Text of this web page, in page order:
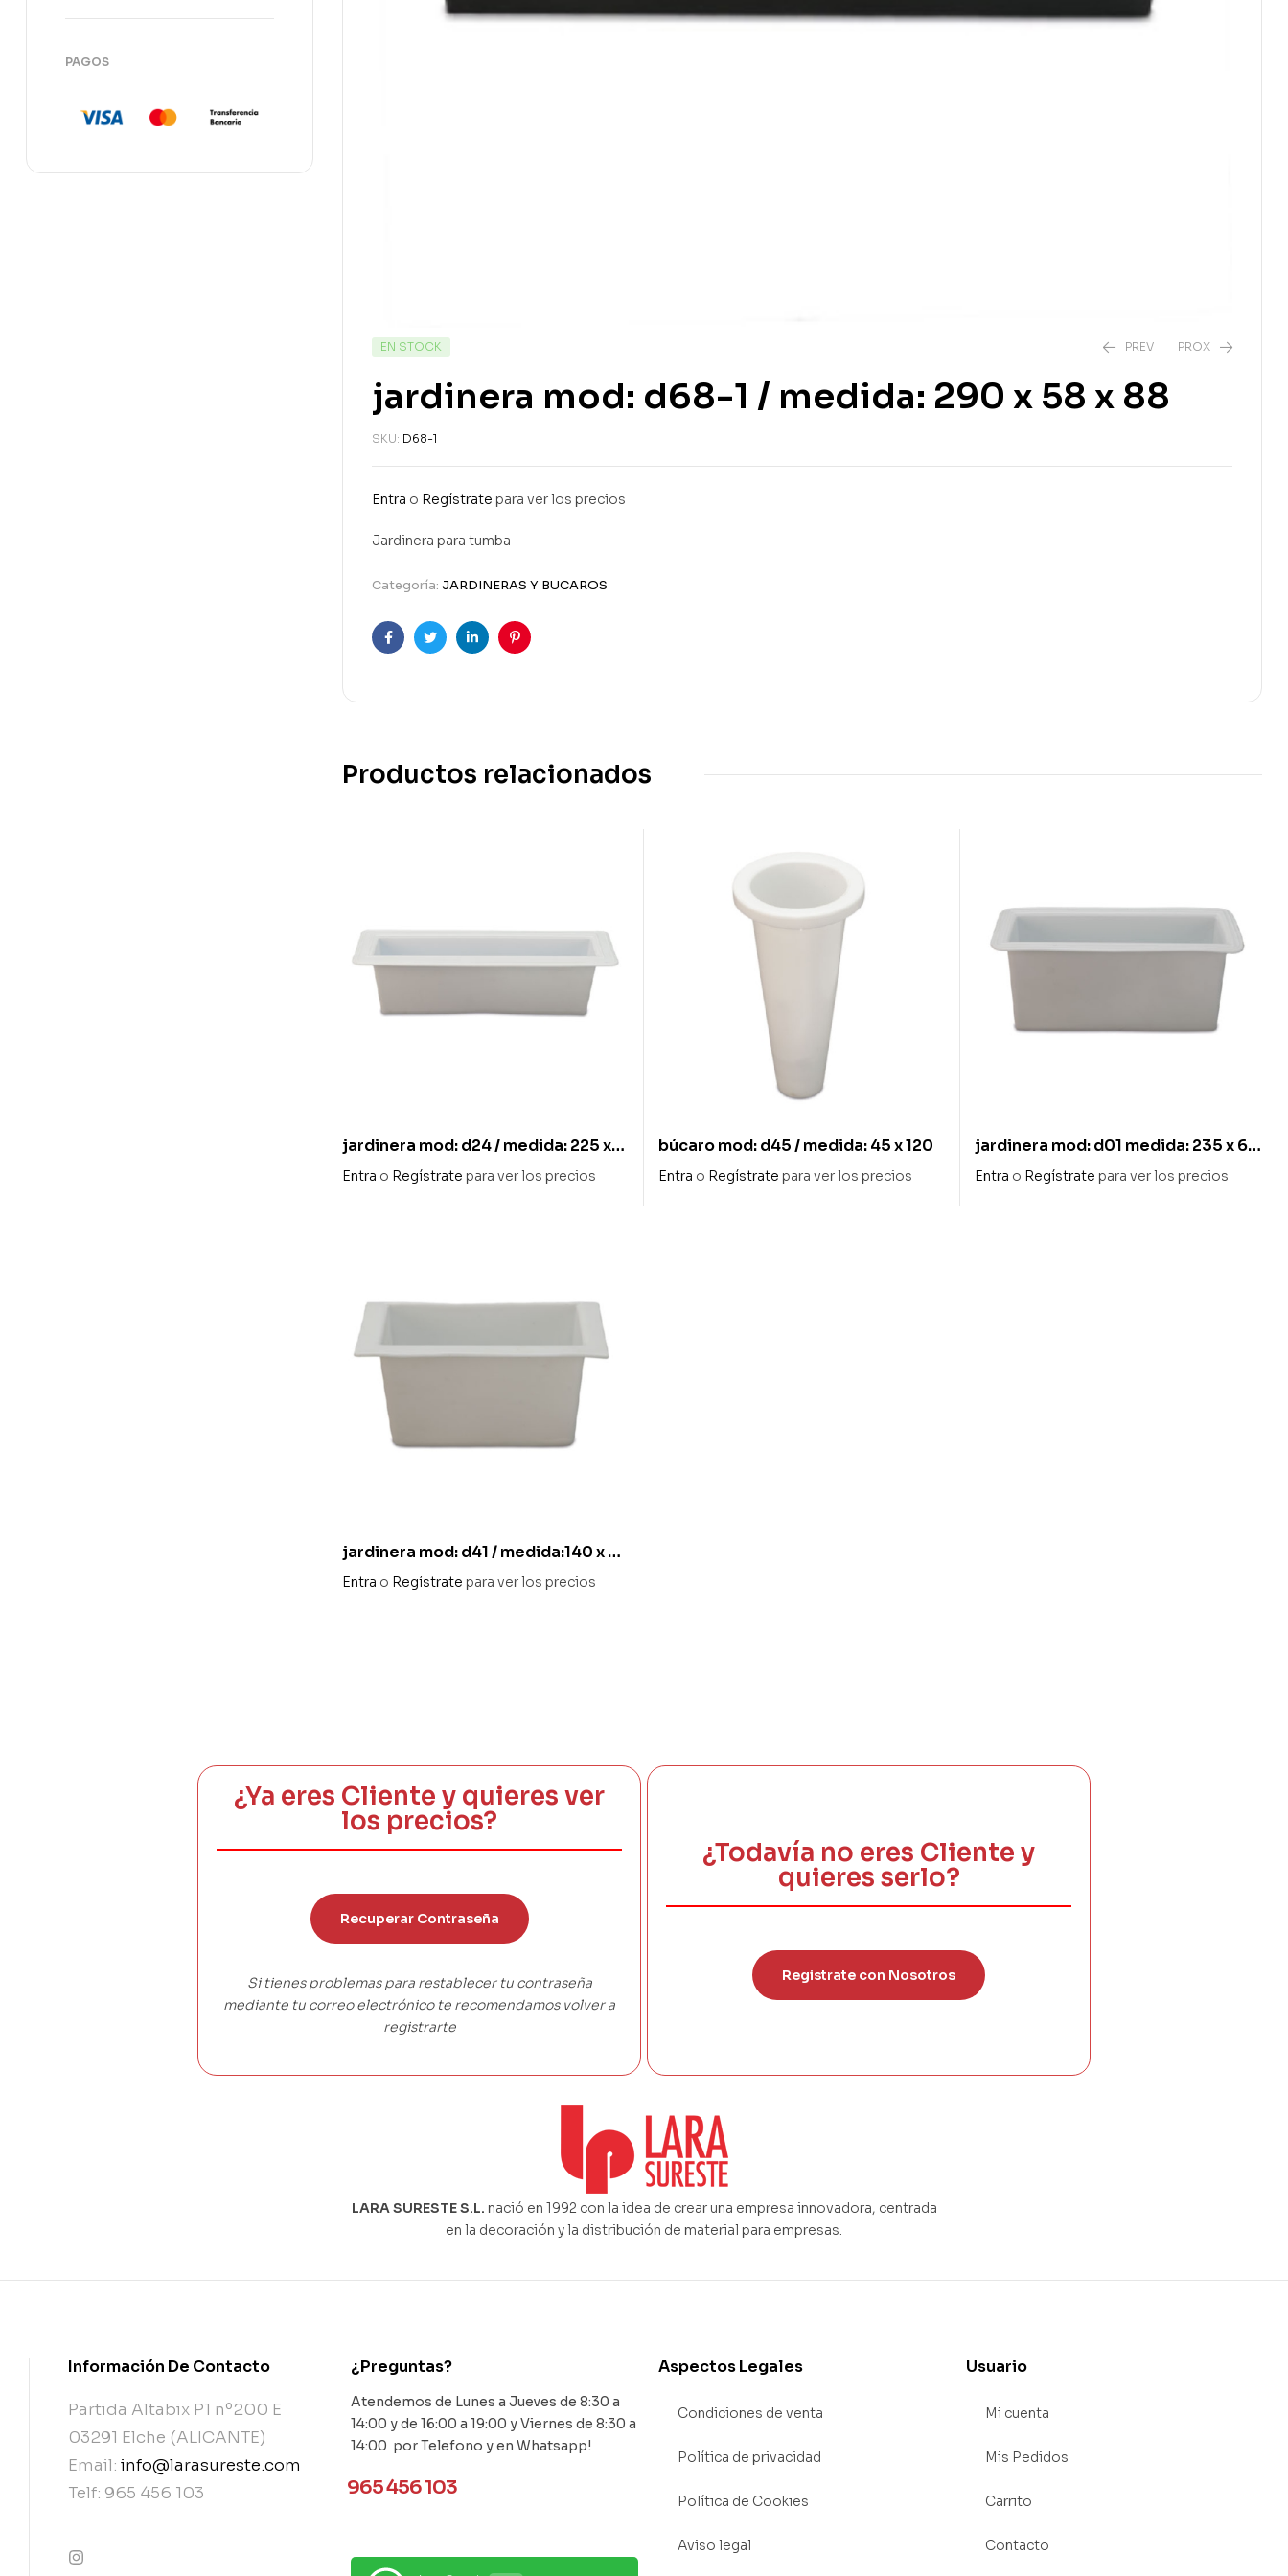
EN STOCK PREV PROX
jardinera mod: d68-1 / medida: 290 x 58 x 88
SKU: D68-1
Entra o Regístrate para ver los precios
Jardinera para tumba
Categoría: JARDINERAS Y BUCAROS
FacebookTwitterLinkedinPinterest
Productos relacionados
jardinera mod: d24 / medida: 225 x
40 x 75
Entra o Regístrate para ver los precios
búcaro mod: d45 / medida: 45 x 120
Entra o Regístrate para ver los precios
jardinera mod: d01 medida: 235 x 65
x 120
Entra o Regístrate para ver los precios
jardinera mod: d41 / medida:140 x 65
x 90
Entra o Regístrate para ver los precios
PAGOS
¿Ya eres Cliente y quieres ver
los precios?
Recuperar Contraseña
Si tienes problemas para restablecer tu contraseña
mediante tu correo electrónico te recomendamos volver a
registrarte
¿Todavía no eres Cliente y
quieres serlo?
Registrate con Nosotros
LARA SURESTE S.L. nació en 1992 con la idea de crear una empresa innovadora, centrada
en la decoración y la distribución de material para empresas.
Información De Contacto
Partida Altabix P1 nº200 E
03291 Elche (ALICANTE)
Email: info@larasureste.com
Telf: 965 456 103
¿Preguntas?
Atendemos de Lunes a Jueves de 8:30 a
14:00 y de 16:00 a 19:00 y Viernes de 8:30 a
14:00 por Telefono y en Whatsapp!
965 456 103
Aspectos Legales
Condiciones de venta
Política de privacidad
Política de Cookies
Aviso legal
Usuario
Mi cuenta
Mis Pedidos
Carrito
Contacto